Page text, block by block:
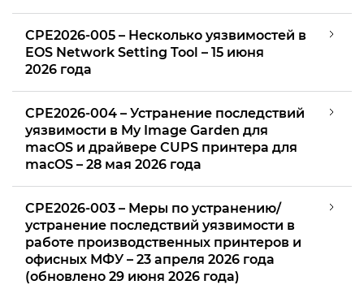
CPE2026-005 – Несколько уязвимостей в
EOS Network Setting Tool – 15 июня
2026 года
CPE2026-004 – Устранение последствий
уязвимости в My Image Garden для
macOS и драйвере CUPS принтера для
macOS – 28 мая 2026 года
CPE2026-003 – Меры по устранению/
устранение последствий уязвимости в
работе производственных принтеров и
офисных МФУ – 23 апреля 2026 года
(обновлено 29 июня 2026 года)